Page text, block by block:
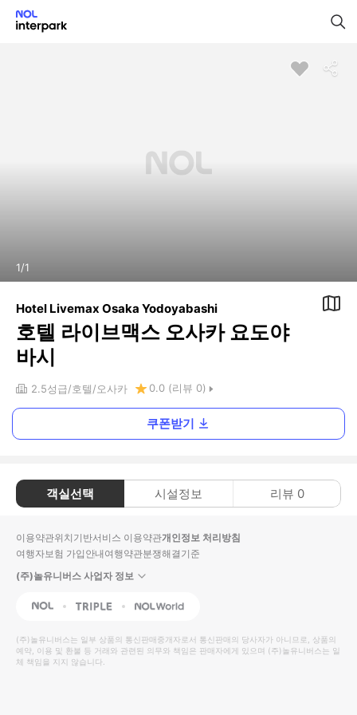
1/1
Hotel Livemax Osaka Yodoyabashi
호텔 라이브맥스 오사카 요도야
바시
2.5성급 호텔 오사카 0.0 (리뷰 0)
쿠폰받기
객실선택 시설정보 리뷰 0
이용약관위치기반서비스 이용약관개인정보 처리방침
여행자보험 가입안내여행약관분쟁해결기준
(주)놀유니버스 사업자 정보
NOL Triple Interpark Global
(주)놀유니버스는 일부 상품의 통신판매중개자로서 통신판매의 당사자가 아니므로, 상품의
예약, 이용 및 환불 등 거래와 관련된 의무와 책임은 판매자에게 있으며 (주)놀유니버스는 일
체 책임을 지지 않습니다.